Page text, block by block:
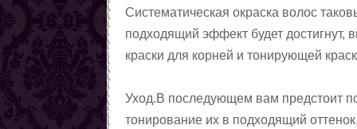
Заговоры от курения
Заговоры от наркомании
Все порчи
Систематическая окраска волос
подходящий эффект будет достигнут,
краски для корней и тонирующей
Уход.В последующем вам предстоит
тонирование их в подходящий